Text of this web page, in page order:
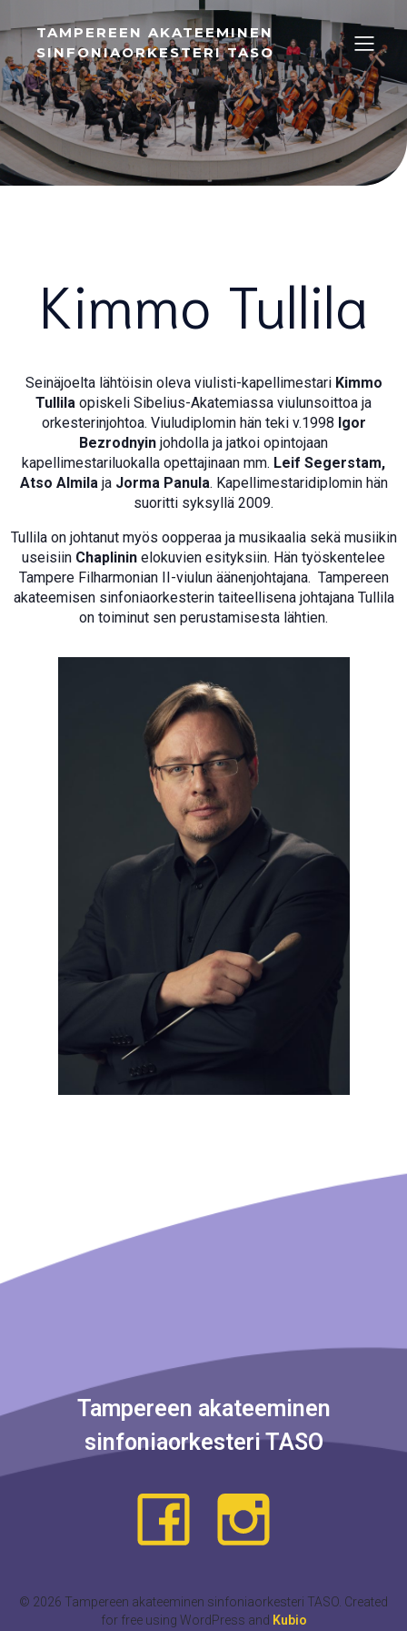
TAMPEREEN AKATEEMINEN
SINFONIAORKESTERI TASO
Kimmo Tullila
Seinäjoelta lähtöisin oleva viulisti-kapellimestari Kimmo
Tullila opiskeli Sibelius-Akatemiassa viulunsoittoa ja
orkesterinjohtoa. Viuludiplomin hän teki v.1998 Igor
Bezrodnyin johdolla ja jatkoi opintojaan
kapellimestariluokalla opettajinaan mm. Leif Segerstam,
Atso Almila jaJorma Panula. Kapellimestaridiplomin hän
suoritti syksyllä 2009.
Tullila on johtanut myös oopperaa ja musikaalia sekä musiikin
useisiin Chaplinin elokuvien esityksiin. Hän työskentelee
Tampere Filharmonian II-viulun äänenjohtajana. Tampereen
akateemisen sinfoniaorkesterin taiteellisena johtajana Tullila
on toiminut sen perustamisesta lähtien.
Tampereen akateeminen
sinfoniaorkesteri TASO
© 2026 Tampereen akateeminen sinfoniaorkesteri TASO. Created
for free using WordPress and Kubio